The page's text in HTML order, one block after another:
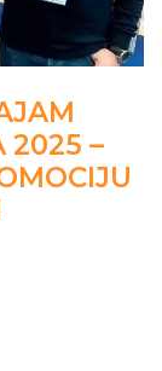
2025 –